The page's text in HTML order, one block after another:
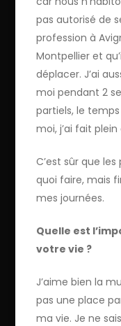
pas autorisé de
profession à
Montpellier et
déplacer. J’ai
moi pendant 2
partiels, le
moi, j’ai fait
C’est sûr que
quoi faire, mais
mes journées.
Quelle est
votre vie ?
J’aime bien la
pas une place
ma vie. Je ne